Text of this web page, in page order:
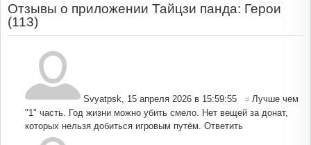
Отзывы о приложении Тайцзи панда: Герои
(113)
Svyatpsk 15 апреля 2026 в 15:59:55 # Лучше чем
"1" часть. Год жизни можно убить смело. Нет вещей за донат,
которых нельзя добиться игровым путём. Ответить